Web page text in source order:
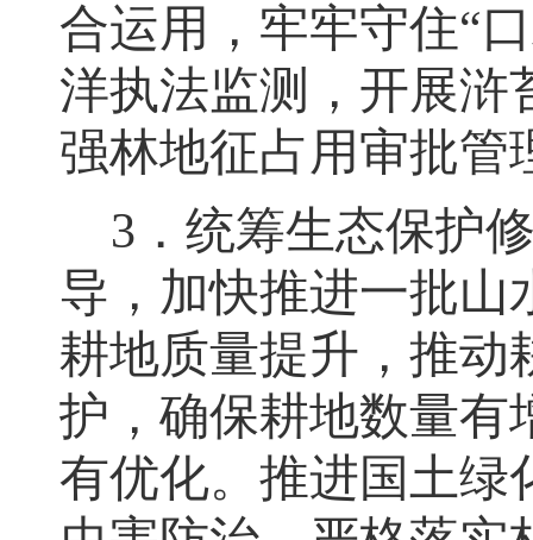
合运用 ， 牢牢守住“
洋执法监测，开展浒
强林地征占用审批管
3 ．统筹生态保护
导 ， 加快推进一批山
耕地质量提升 ， 推动
护 ， 确保耕地数量有
有优化。推进国土绿